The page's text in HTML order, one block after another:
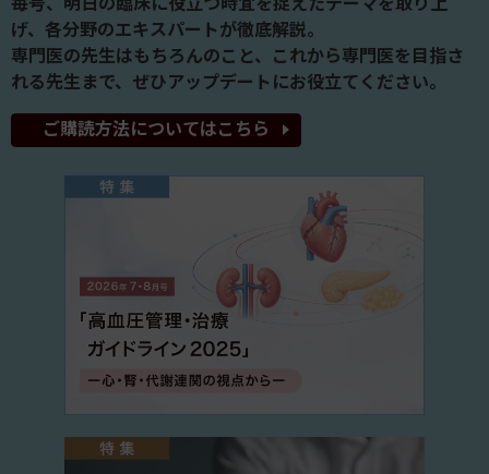
げ、各分野のエキスパートが徹底解説。
専門医の先生はもちろんのこと、これから専門医を目指さ
れる先生まで、ぜひアップデートにお役立てください。
ご購読方法についてはこちら